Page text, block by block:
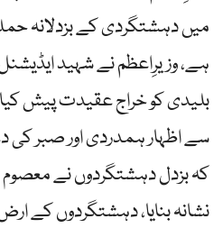
میں دہشتگردی کے بزدلانہ
ہے، وزیرِاعظم نے شہید
بلیدی کو خراج عقیدت پیش کیا
سے اظہار ہمدردی اور صبر کی
کہ بزدل دہشتگردوں نے معصوم
نشانہ بنایا، دہشتگردوں